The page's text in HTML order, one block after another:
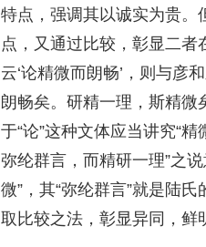
特点，强调其以诚实为贵。
点，又通过比较，彰显二
云‘论精微而朗畅’，则与彦
朗畅矣。研精一理，斯精微
于“论”这种文体应当讲究“
弥纶群言，而精研一理”之
微”，其“弥纶群言”就是陆
取比较之法，彰显异同，鲜